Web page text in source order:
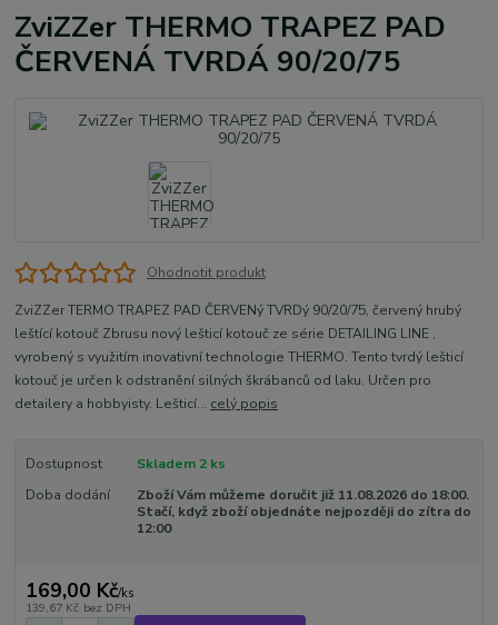
ZviZZer THERMO TRAPEZ PAD
ČERVENÁ TVRDÁ 90/20/75
Ohodnotit produkt
ZviZZer TERMO TRAPEZ PAD ČERVENý TVRDý 90/20/75, červený hrubý
leštící kotouč Zbrusu nový lešticí kotouč ze série DETAILING LINE ,
vyrobený s využitím inovativní technologie THERMO. Tento tvrdý lešticí
kotouč je určen k odstranění silných škrábanců od laku. Určen pro
detailery a hobbyisty. Lešticí... celý popis
Dostupnost
Skladem 2 ks
Doba dodání
Zboží Vám můžeme doručit již 11.08.2026 do 18:00.
Stačí, když zboží objednáte nejpozději do zítra do
12:00
169,00 Kč/ks
139,67 Kč bez DPH